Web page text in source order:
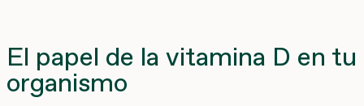
El papel de la vitamina D en tu
organismo